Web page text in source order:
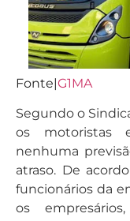
Fonte|G1MA
Segundo o
os motoristas
nenhuma
atraso. De
funcionários da
os